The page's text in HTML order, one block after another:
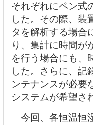
それぞれにペン式
した。その際、装
タを解析する場合
り、集計に時間が
を行う場合にも、
した。さらに、記
ンテナンスが必要
システムが希望さ
今回、各恒温恒